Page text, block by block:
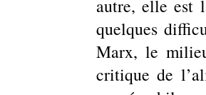
autre, elle est
quelques
Marx, le
critique de